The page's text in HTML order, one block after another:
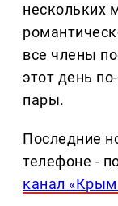
нескольких
все члены
этот день
пары.
Последние
телефоне -
канал